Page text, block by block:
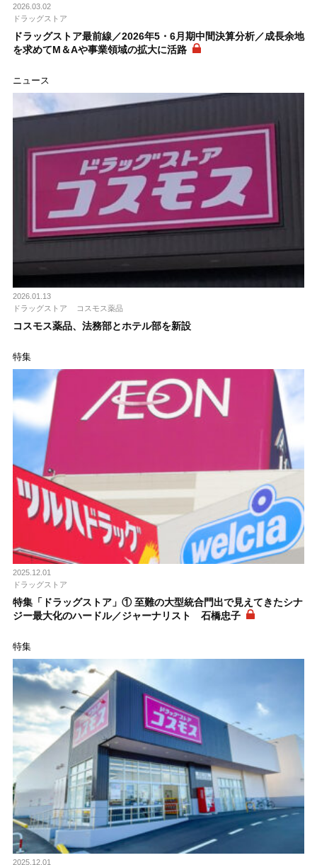
2026.03.02
ドラッグストア
ドラッグストア最前線／2026年5・6月期中間決算分析／成長余地
を求めてM＆Aや事業領域の拡大に活路
ニュース
2026.01.13
ドラッグストア
コスモス薬品
コスモス薬品、法務部とホテル部を新設
特集
2025.12.01
ドラッグストア
特集「ドラッグストア」① 至難の大型統合門出で見えてきたシナ
ジー最大化のハードル／ジャーナリスト 石橋忠子
特集
2025.12.01